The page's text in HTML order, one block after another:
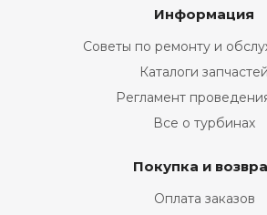
Информация
Советы по ремонту и
Каталоги запчастей
Регламент
Все о турбинах
Покупка и
Оплата заказов